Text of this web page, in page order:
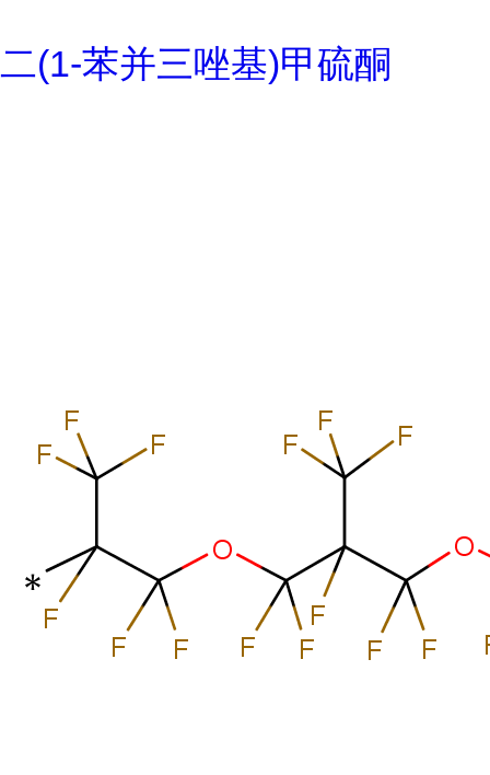
二(1-苯并三唑基)甲硫酮